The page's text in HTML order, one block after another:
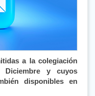
a la colegiación
y cuyos
disponibles en